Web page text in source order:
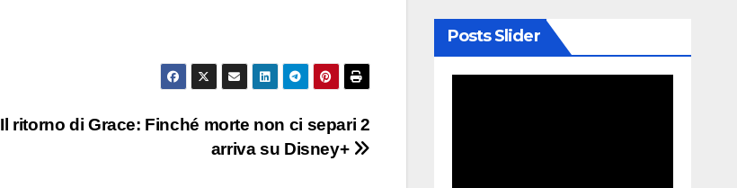
Il ritorno di Grace: Finché morte non ci separi 2
arriva su Disney+
Posts Slider